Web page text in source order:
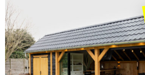
meer
over